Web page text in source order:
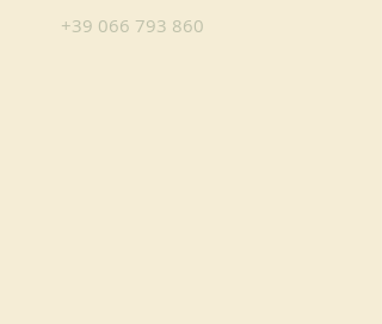
+39 066 793 860